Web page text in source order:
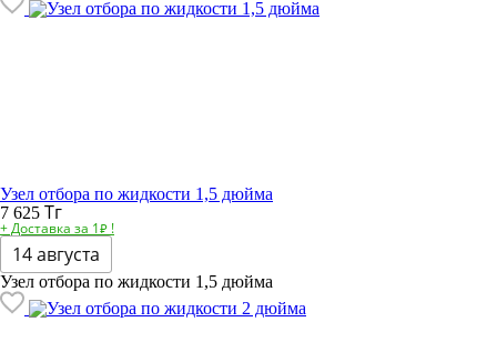
Узел отбора по жидкости 1,5 дюйма
7 625 Тг
+ Доставка за 1₽ !
14 августа
Узел отбора по жидкости 1,5 дюйма